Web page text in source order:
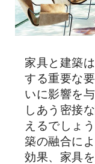
家具と建築
する重要な
いに影響を
しあう密接
えるでしょ
築の融合に
効果、家具